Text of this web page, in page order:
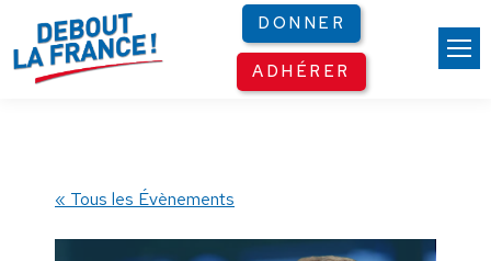
DONNER
ADHÉRER
« Tous les Évènements
Panneau de gestion des cookies